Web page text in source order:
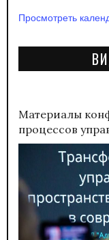
Просмотреть
Материалы
процессов